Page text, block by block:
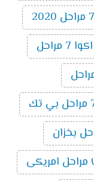
7 مراحل